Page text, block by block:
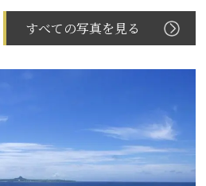
すべての写真を見る